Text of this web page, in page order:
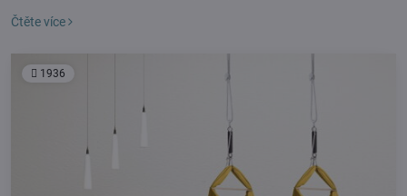
Čtěte více
1936